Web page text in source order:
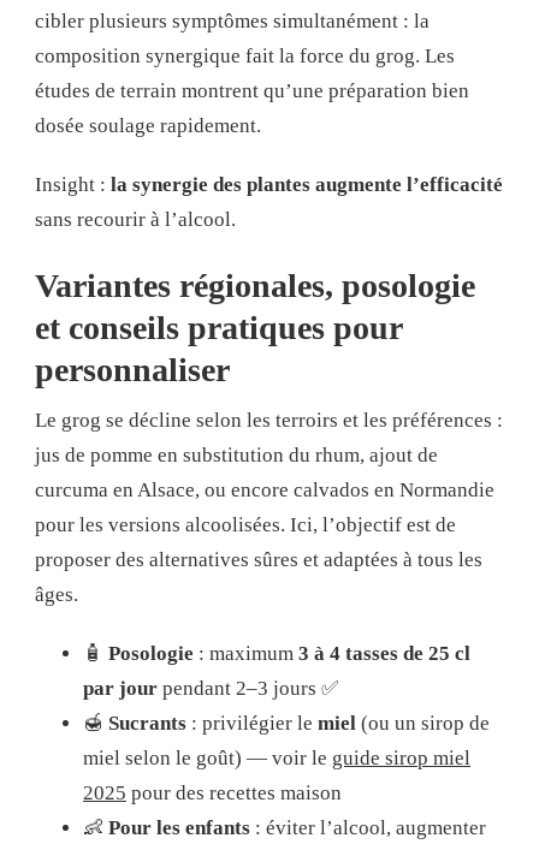
cibler plusieurs symptômes simultanément : la
composition synergique fait la force du grog. Les
études de terrain montrent qu’une préparation bien
dosée soulage rapidement.
Insight : la synergie des plantes augmente l’efficacité
sans recourir à l’alcool.
Variantes régionales, posologie
et conseils pratiques pour
personnaliser
Le grog se décline selon les terroirs et les préférences :
jus de pomme en substitution du rhum, ajout de
curcuma en Alsace, ou encore calvados en Normandie
pour les versions alcoolisées. Ici, l’objectif est de
proposer des alternatives sûres et adaptées à tous les
âges.
🧴 Posologie : maximum 3 à 4 tasses de 25 cl
par jour pendant 2–3 jours ✅
🍯 Sucrants : privilégier le miel (ou un sirop de
miel selon le goût) — voir le guide sirop miel
2025 pour des recettes maison
👶 Pour les enfants : éviter l’alcool, augmenter